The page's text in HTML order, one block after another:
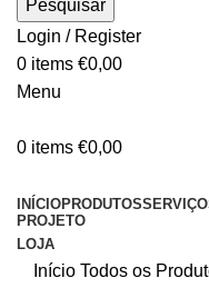
Pesquisar
Login / Register
0 items €0,00
Menu
0 items €0,00
INÍCIOPRODUTOS
PROJETO
LOJA
Início Todos os